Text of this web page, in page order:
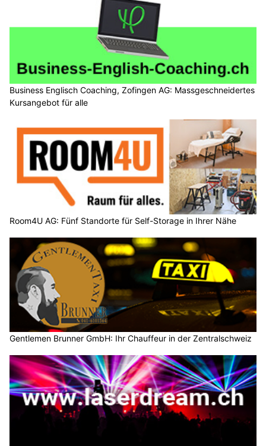
Business Englisch Coaching, Zofingen AG: Massgeschneidertes
Kursangebot für alle
Room4U AG: Fünf Standorte für Self-Storage in Ihrer Nähe
Gentlemen Brunner GmbH: Ihr Chauffeur in der Zentralschweiz